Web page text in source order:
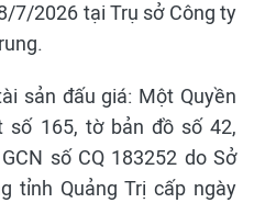
7/2026 tại Trụ sở Công ty
sản đấu giá: Một Quyền
165, tờ bản đồ số 42,
số CQ 183252 do Sở
tỉnh Quảng Trị cấp ngày